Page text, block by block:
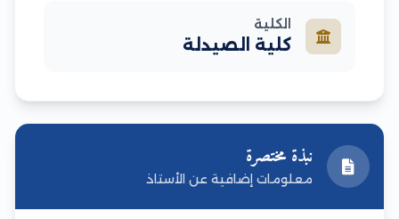
الكلية
كلية الصيدلة
نبذة مختصرة
معلومات إضافية عن الأستاذ